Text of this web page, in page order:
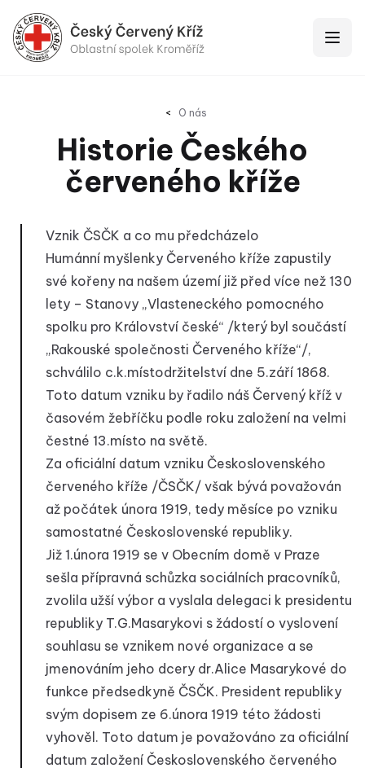
Červený Kríž Kroměříž
O nás
Historie Českého
červeného kříže
Vznik ČSČK a co mu předcházelo
Humánní myšlenky Červeného kříže zapustily
své kořeny na našem území již před více než 130
lety – Stanovy „Vlasteneckého pomocného
spolku pro Království české“ /který byl součástí
„Rakouské společnosti Červeného kříže“/,
schválilo c.k.místodržitelství dne 5.září 1868.
Toto datum vzniku by řadilo náš Červený kříž v
časovém žebříčku podle roku založení na velmi
čestné 13.místo na světě.
Za oficiální datum vzniku Československého
červeného kříže /ČSČK/ však bývá považován
až počátek února 1919, tedy měsíce po vzniku
samostatné Československé republiky.
Již 1.února 1919 se v Obecním domě v Praze
sešla přípravná schůzka sociálních pracovníků,
zvolila užší výbor a vyslala delegaci k presidentu
republiky T.G.Masarykovi s žádostí o vyslovení
souhlasu se vznikem nové organizace a se
jmenováním jeho dcery dr.Alice Masarykové do
funkce předsedkyně ČSČK. President republiky
svým dopisem ze 6.února 1919 této žádosti
vyhověl. Toto datum je považováno za oficiální
datum založení Československého červeného